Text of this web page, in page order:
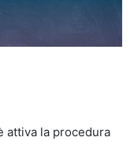
attiva la procedura